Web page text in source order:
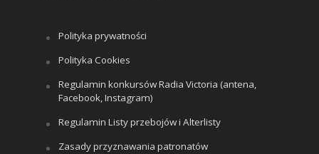
Polityka prywatności
Polityka Cookies
Regulamin konkursów Radia Victoria (antena,
Facebook, Instagram)
Regulamin Listy przebojów i Alterlisty
Zasady przyznawania patronatów